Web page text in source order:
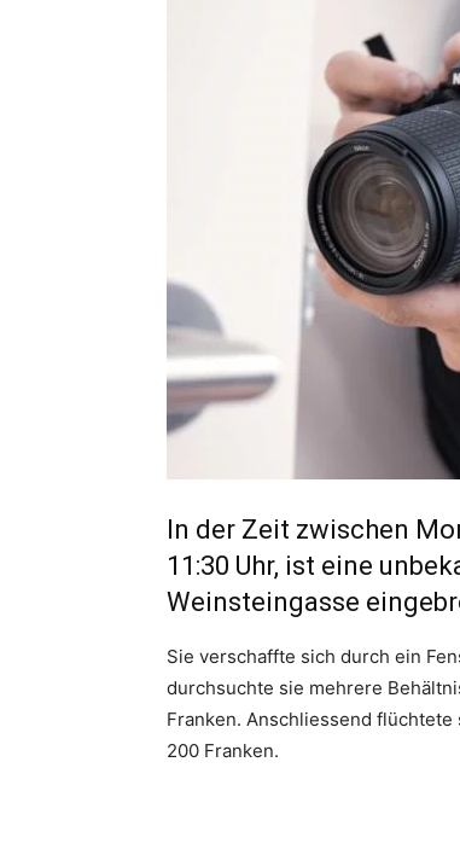
In der Zeit zwischen
11:30 Uhr, ist eine
Weinsteingasse
Sie verschaffte sich durch ein
durchsuchte sie mehrere
Franken. Anschliessend
200 Franken.